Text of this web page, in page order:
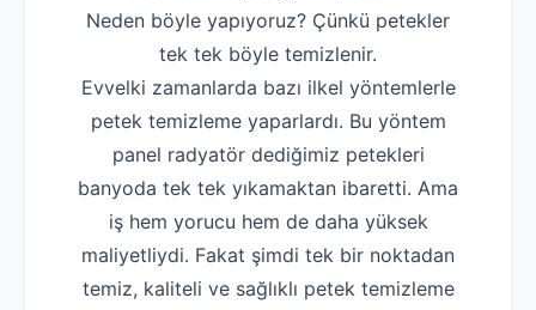
Neden böyle yapıyoruz? Çünkü petekler
tek tek böyle temizlenir.
Evvelki zamanlarda bazı ilkel yöntemlerle
petek temizleme yaparlardı. Bu yöntem
panel radyatör dediğimiz petekleri
banyoda tek tek yıkamaktan ibaretti. Ama
iş hem yorucu hem de daha yüksek
maliyetliydi. Fakat şimdi tek bir noktadan
temiz, kaliteli ve sağlıklı petek temizleme